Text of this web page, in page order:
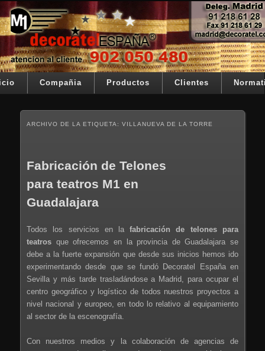
Ir al contenido principal
Ir al contenido secundario
Decoratel España
Su telon de teatro es nuestra razón de ser
Menú principalCompañia Productos Clientes
ARCHIVO DE LA ETIQUETA:VILLANUEVA DE LA TORRE
Fabricación de Telones
para teatros M1 en
Guadalajara
Todos los servicios en lafabricación de telones para
teatros que ofrecemos en la provincia de Guadalajara se
debe a la fuerte expansión que desde sus inicios hemos ido
experimentando desde que se fundó Decoratel España en
Sevilla y más tarde trasladándose a Madrid, para ocupar el
centro geográfico y logístico de todos nuestros proyectos a
nivel nacional y europeo, en todo lo relativo al equipamiento
al sector de la escenografía.
Con nuestros medios y la colaboración de agencias de